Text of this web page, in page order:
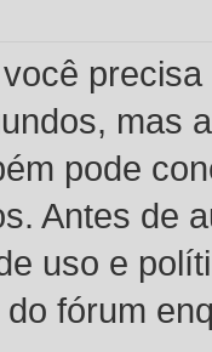
mas
pode
Antes de
uso e
fórum